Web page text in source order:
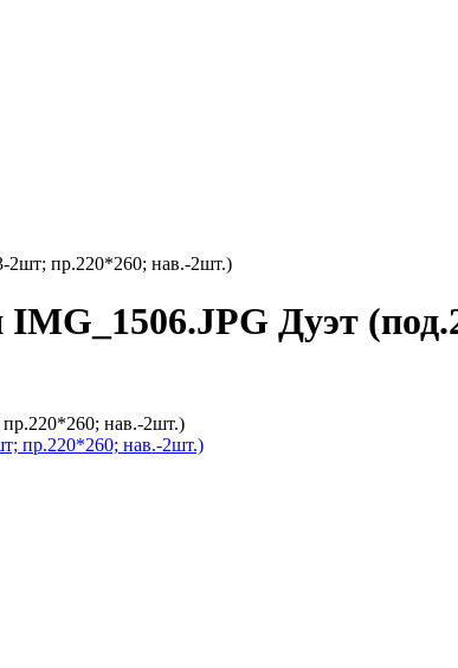
2шт; пр.220*260; нав.-2шт.)
IMG_1506.JPG Дуэт
пр.220*260; нав.-2шт.)